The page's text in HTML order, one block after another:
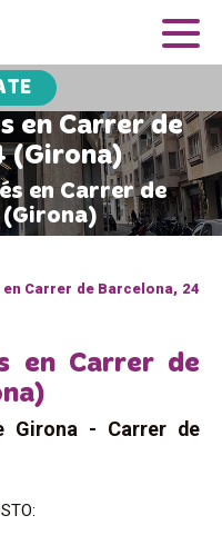
en Carrer de
(Girona)
en Carrer de
Carrer de Barcelona, 24
en Carrer de
Girona - Carrer de